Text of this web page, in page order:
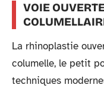
VOIE
La rhinoplastie
columelle, le petit
techniques